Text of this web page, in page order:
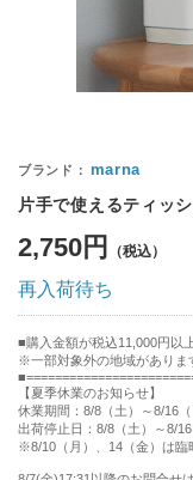
marna
片手で使えるティッ
2,750円
再入荷待ち
購入金額が税込11,000円以
※一部対象外の地域がありま
【夏季休業のお知らせ】
休業期間：8/8（土）～8/16（
出荷停止日：8/8（土）～8/16
※8/10（月）、14（金）は臨